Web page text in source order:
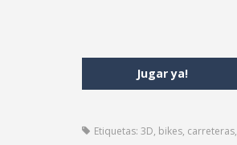
Jugar ya!
Etiquetas: 3D, bikes, carreteras,